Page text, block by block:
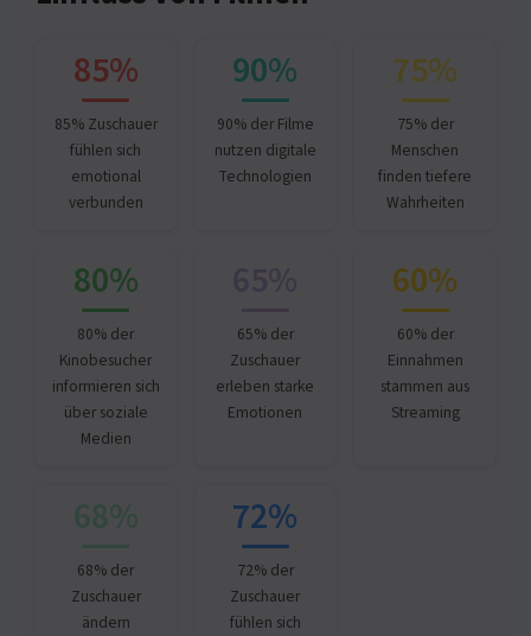
85%
85% Zuschauer
fühlen sich
emotional
verbunden
90%
90% der Filme
nutzen digitale
Technologien
75%
75% der
Menschen
finden tiefere
Wahrheiten
80%
80% der
Kinobesucher
informieren sich
über soziale
Medien
65% der
Zuschauer
erleben starke
Emotionen
60%
60% der
Einnahmen
stammen aus
Streaming
68%
68% der
Zuschauer
ändern
72%
72% der
Zuschauer
fühlen sich